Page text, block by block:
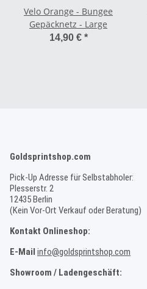
Velo Orange - Bungee
Gepäcknetz - Large
14,90 € *
Goldsprintshop.com
Pick-Up Adresse für Selbstabholer:
Plesserstr. 2
12435 Berlin
(Kein Vor-Ort Verkauf oder Beratung)
Kontakt Onlineshop:
E-Mail info@goldsprintshop.com
Showroom / Ladengeschäft: